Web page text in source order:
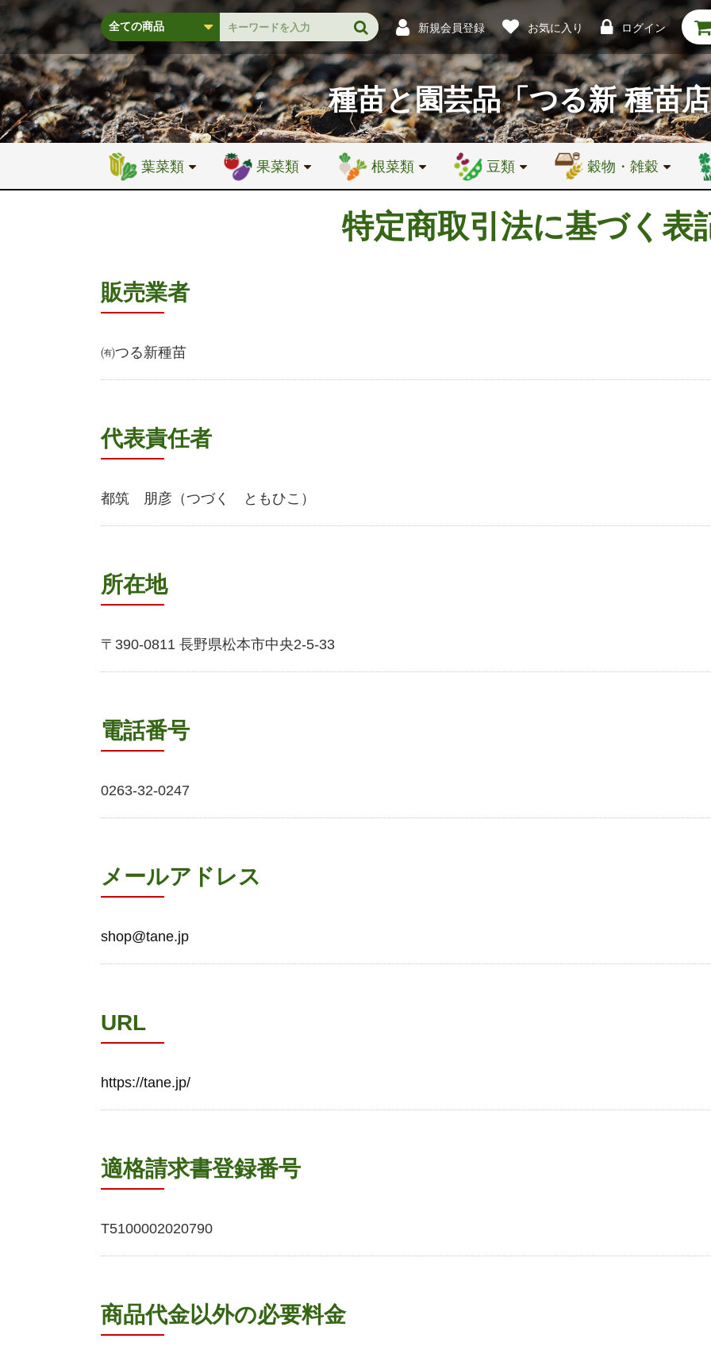
新規会員登録 お気に入り ログイン
種苗と園芸品「つる新 種苗
葉菜類 果菜類 根菜類 豆類 穀物・雑穀
特定商取引法に基づく表
販売業者
㈲つる新種苗
代表責任者
都筑 朋彦（つづく ともひこ）
所在地
〒390-0811 長野県松本市中央2-5-33
電話番号
0263-32-0247
メールアドレス
shop@tane.jp
URL
https://tane.jp/
適格請求書登録番号
T5100002020790
商品代金以外の必要料金